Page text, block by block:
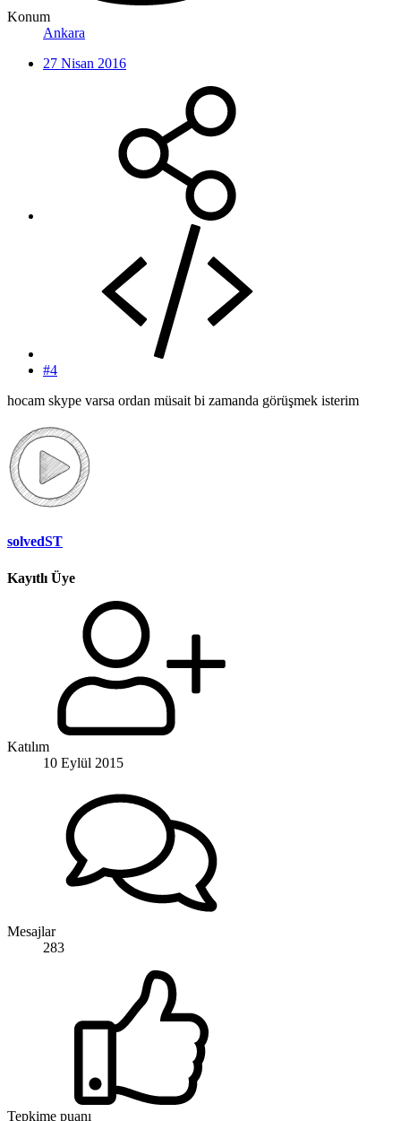
Konum
Ankara
27 Nisan 2016
#4
hocam skype varsa ordan müsait bi zamanda görüşmek isterim
solvedST
Kayıtlı Üye
Katılım
10 Eylül 2015
Mesajlar
283
Tepkime puanı